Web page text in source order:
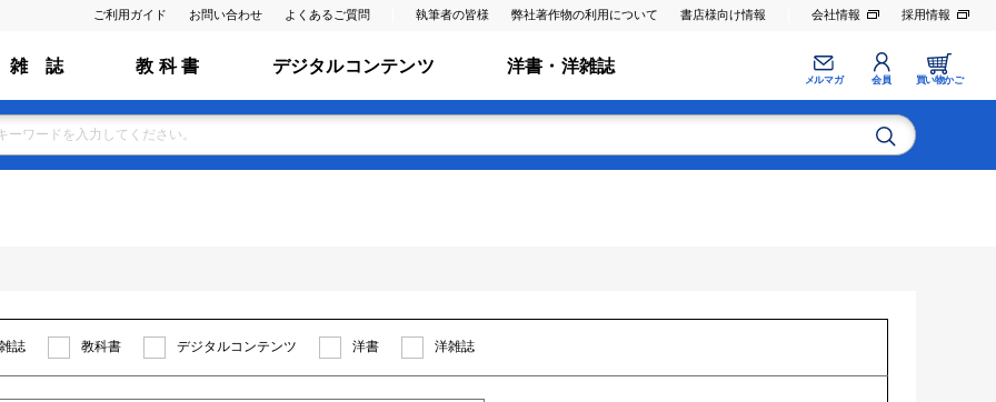
ご利用ガイド お問い合わせ よくあるご質問 執筆者の皆様 弊社著作物の利用について 書店様向け情報 会社情報 採用情報
雑 誌 教 科 書 デジタルコンテンツ 洋書・洋雑誌
メルマガ 会員 買い物かご
雑誌 教科書 デジタルコンテンツ 洋書 洋雑誌